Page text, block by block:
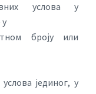
услова у
броју или
јединог, у